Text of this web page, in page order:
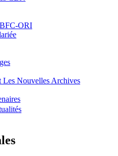
ORI
Les Nouvelles Archives